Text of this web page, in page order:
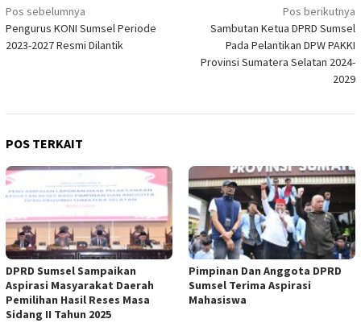
Navigasi
pos
Pos sebelumnya
Pengurus KONI Sumsel Periode
2023-2027 Resmi Dilantik
Pos berikutnya
Sambutan Ketua DPRD Sumsel
Pada Pelantikan DPW PAKKI
Provinsi Sumatera Selatan 2024-
2029
POS TERKAIT
DPRD Sumsel Sampaikan
Aspirasi Masyarakat Daerah
Pemilihan Hasil Reses Masa
Sidang II Tahun 2025
Pimpinan Dan Anggota DPRD
Sumsel Terima Aspirasi
Mahasiswa